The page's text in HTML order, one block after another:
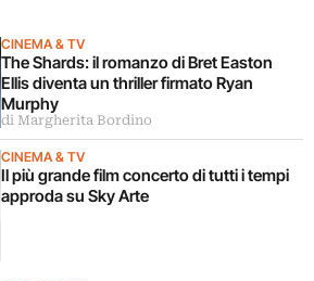
CINEMA & TV
The Shards: il romanzo di Bret Easton
Ellis diventa un thriller firmato Ryan
Murphy
di Margherita Bordino
CINEMA & TV
Il più grande film concerto di tutti i tempi
approda su Sky Arte